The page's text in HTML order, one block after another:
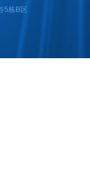
5栋B区